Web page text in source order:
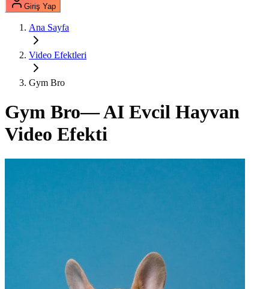
Giriş Yap
Ana Sayfa
Video Efektleri
Gym Bro
Gym Bro— AI Evcil Hayvan
Video Efekti